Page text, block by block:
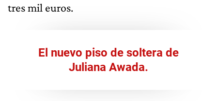
tres mil euros.
El nuevo piso de soltera de
Juliana Awada.